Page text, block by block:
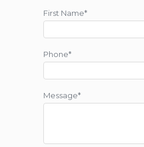
First Name*
Phone*
Message*